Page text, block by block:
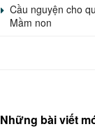
Cầu nguyện cho
Mầm non
Những bài viết